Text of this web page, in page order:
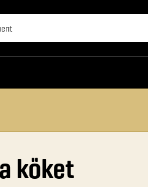
köket